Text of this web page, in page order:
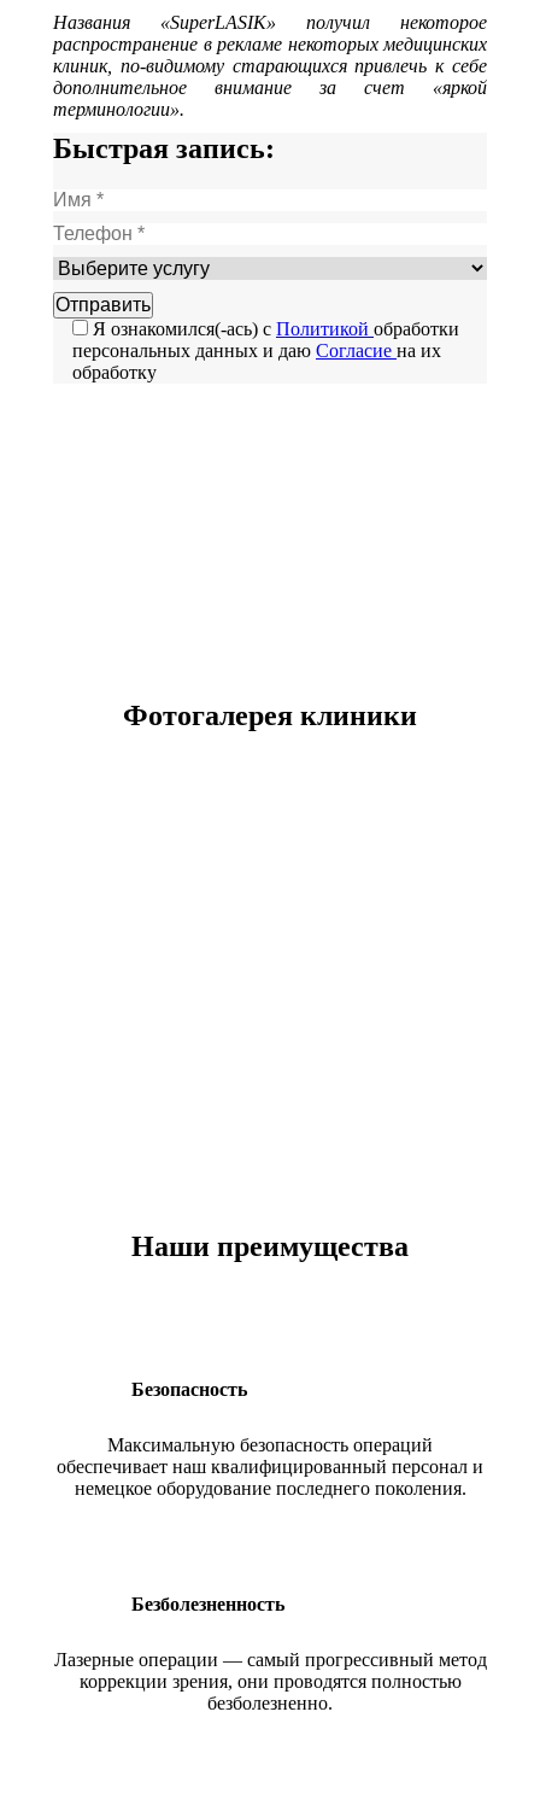
Названия «SuperLASIK» получил некоторое
распространение в рекламе некоторых медицинских
клиник, по-видимому старающихся привлечь к себе
дополнительное внимание за счет «яркой
терминологии».
Быстрая запись:
Я ознакомился(-ась) с Политикой обработки
персональных данных и даю Согласие на их
обработку
Фотогалерея клиники
Наши преимущества
Безопасность
Максимальную безопасность операций
обеспечивает наш квалифицированный персонал и
немецкое оборудование последнего поколения.
Безболезненность
Лазерные операции — самый прогрессивный метод
коррекции зрения, они проводятся полностью
безболезненно.